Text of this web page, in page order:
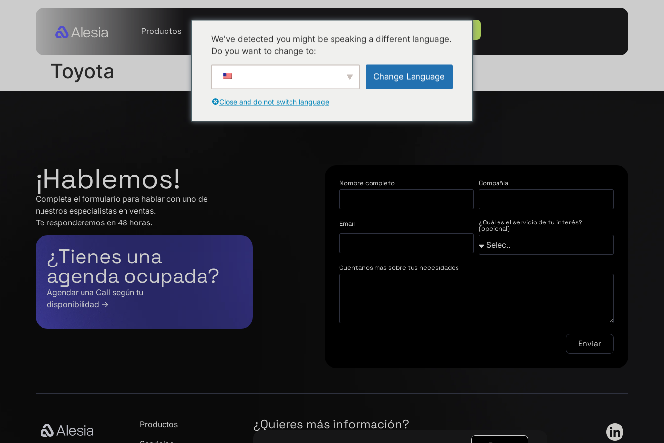
Productos
Toyota
¡Hablemos!
Completa el formulario para hablar con uno de
nuestros especialistas en ventas.
Te responderemos en 48 horas.
¿Tienes una
agenda ocupada?
Agendar una Call según tu
disponibilidad →
Nombre completo Compañia
Email ¿Cuál es el servicio de tu interés?
(opcional)
Cuéntanos más sobre tus necesidades
Enviar
Productos
¿Quieres más información?
We've detected you might be speaking a different language.
Do you want to change to:
Change Language
Close and do not switch language